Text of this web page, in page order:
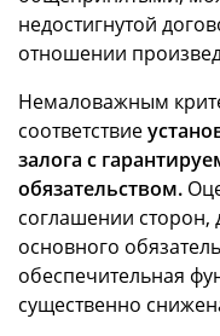
недостигнутой
отношении
Немаловажным
соответствие
залога с
обязательством.
соглашении
основного
обеспечительная
существенно